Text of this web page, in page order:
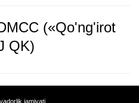
(«Qo'ng'irot
QK)
jamiyati